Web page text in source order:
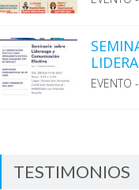
EVENTO
TESTIMONIOS